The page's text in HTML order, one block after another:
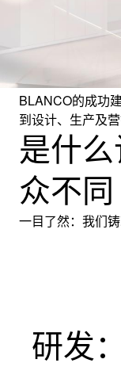
我们在材料与
1 /0
BLANCO的成功
到设计、生产及
是什
众不同
一目了然：我们
研发